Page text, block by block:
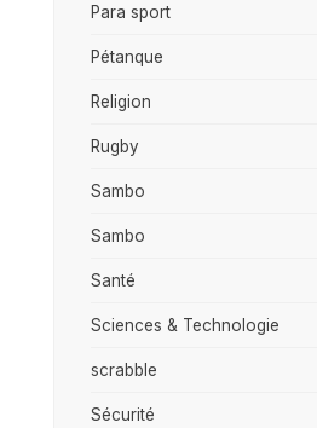
Para sport
Pétanque
Religion
Rugby
Sambo
Sambo
Santé
Sciences & Technologie
scrabble
Sécurité